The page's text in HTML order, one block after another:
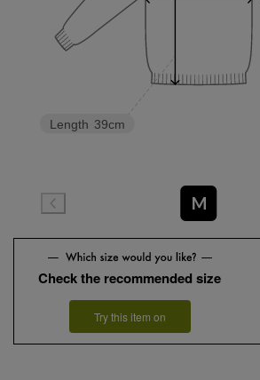
Length 39cm
M
Check the recommended size
Try this item on